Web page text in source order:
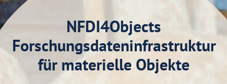
NFDI4Objects
Forschungsdateninfrastruktur
für materielle Objekte